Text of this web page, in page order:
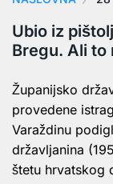
Ubio iz
Bregu. Ali
Županijsko
provedene
Varaždinu
državljanina
štetu hrvatskog